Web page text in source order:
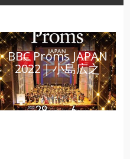
BBC Proms JAPAN
2022｜小島広之